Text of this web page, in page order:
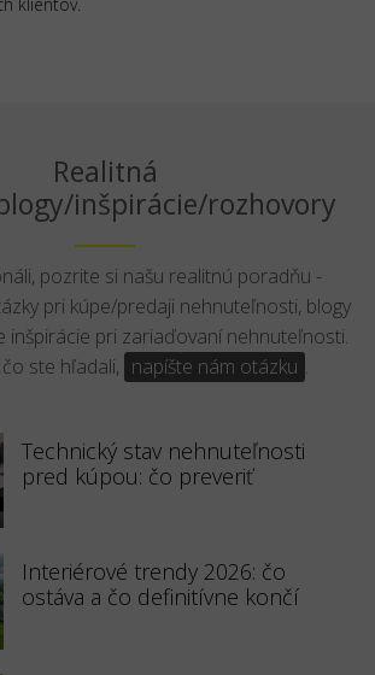
Realitná
inšpirácie/rozhovory
pozrite si našu realitnú poradňu -
pri kúpe/predaji nehnuteľnosti, blogy
inšpirácie pri zariaďovaní nehnuteľnosti.
ste hľadali, napíšte nám otázku .
Technický stav nehnuteľnosti
pred kúpou: čo preveriť
Interiérové trendy 2026: čo
ostáva a čo definitívne končí